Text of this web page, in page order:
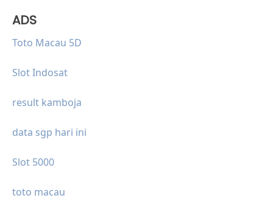
ADS
Toto Macau 5D
Slot Indosat
result kamboja
data sgp hari ini
Slot 5000
toto macau